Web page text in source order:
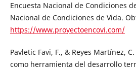
Encuesta Nacional de Condiciones
Nacional de Condiciones de Vida.
https://www.proyectoencovi.com/
Pavletic Favi, F., & Reyes Martínez,
como herramienta del desarrollo